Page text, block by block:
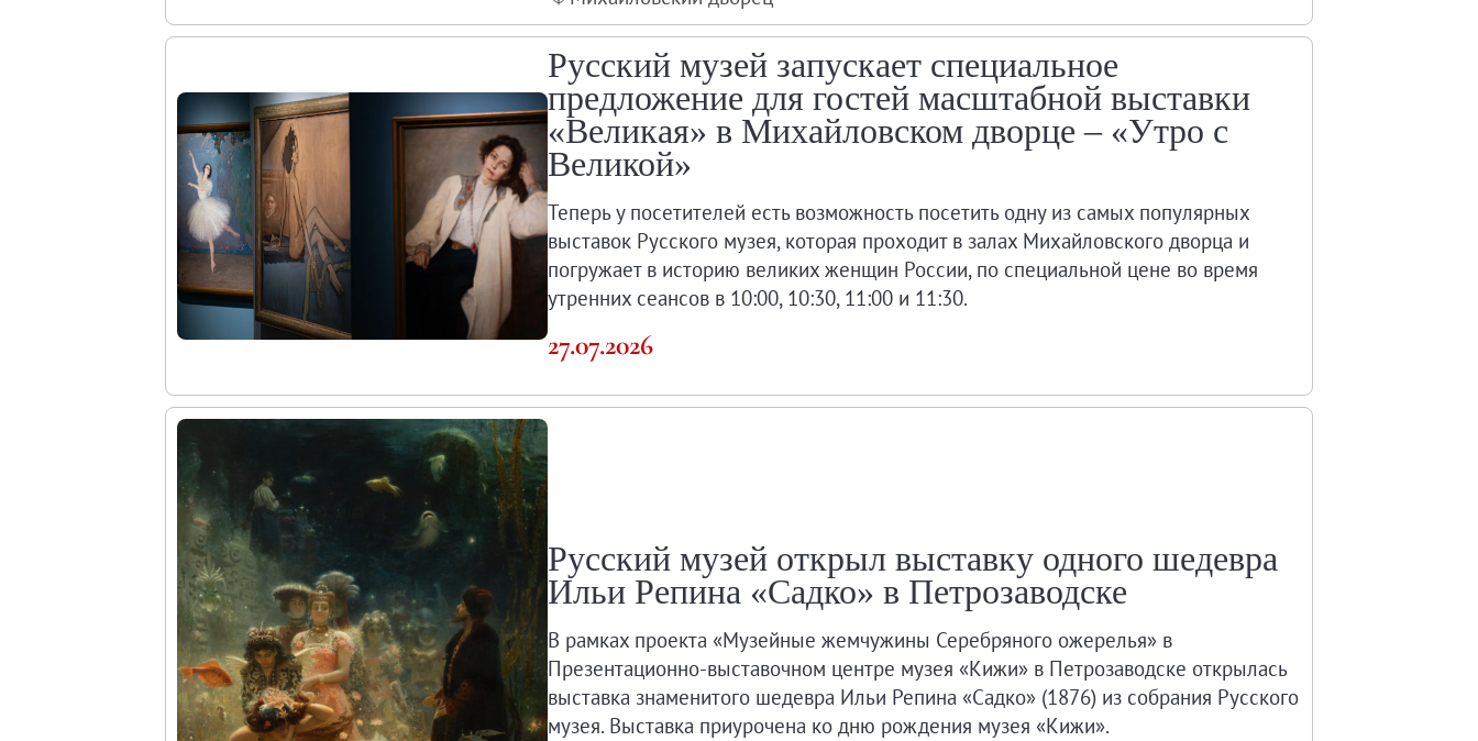
Народное искусство
Архив изображений
Современная фотография
Дар Петера и Ирене Людвиг
Образование и наука
Молодёжный совет
Каталоги и альбомы
Научные каталоги собрания
Научные сборники
Ежегодные отчеты
Служба регионального развития Русского музея и образовательной деятельности.
Лекции и абонементы
Лекторий
Лекции
Абонементы
Открытая реставрация шедевров Григория Угрюмова
Искусство и технологии
Русский музей запускает специальное
предложение для гостей масштабной выставки
«Великая» в Михайловском дворце – «Утро с
Великой»
Теперь у посетителей есть возможность посетить одну из самых популярных
выставок Русского музея, которая проходит в залах Михайловского дворца и
погружает в историю великих женщин России, по специальной цене во время
утренних сеансов в 10:00, 10:30, 11:00 и 11:30.
27.07.2026
Русский музей открыл выставку одного шедевра
Ильи Репина «Садко» в Петрозаводске
В рамках проекта «Музейные жемчужины Серебряного ожерелья» в
Презентационно-выставочном центре музея «Кижи» в Петрозаводске открылась
выставка знаменитого шедевра Ильи Репина «Садко» (1876) из собрания Русского
музея. Выставка приурочена ко дню рождения музея «Кижи».